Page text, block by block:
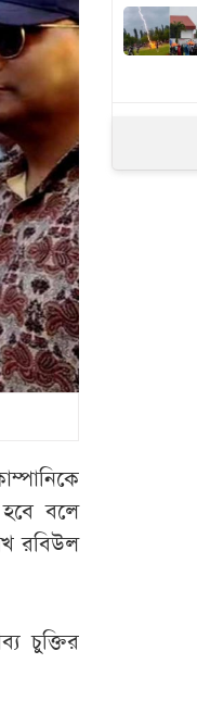
হবে বলে
রবিউল
চুক্তির